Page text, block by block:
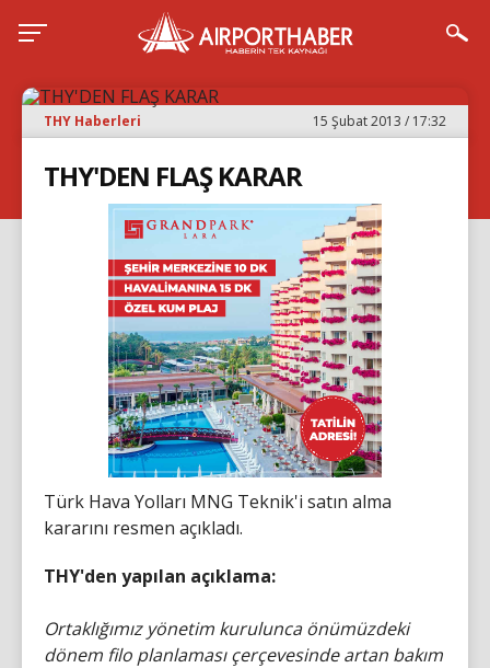
THY Haberleri 15 Şubat 2013 / 17:32
THY'DEN FLAŞ KARAR
Türk Hava Yolları MNG Teknik'i satın alma
kararını resmen açıkladı.
THY'den yapılan açıklama:
Ortaklığımız yönetim kurulunca önümüzdeki
dönem filo planlaması çerçevesinde artan bakım